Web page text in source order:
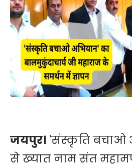
जयपुर। 'संस्कृति बचाओ
से ख्यात नाम संत